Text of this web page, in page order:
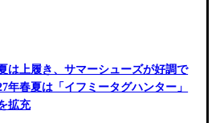
は上履き、サマーシューズが好調で
春夏は「イフミータグハンター」
拡充